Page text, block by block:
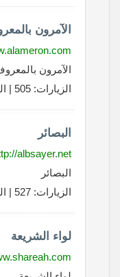
الآمرون
الآمرون
الزيارات: 505 | التقييم: 0 | المقيّمين: 0
البصائر
http://albsayer.net
البصائر
الزيارات: 527 | التقييم: 0 | المقيّمين: 0
لواء الشريعة